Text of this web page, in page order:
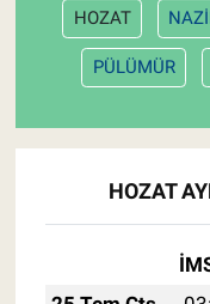
HOZAT
PÜLÜMÜR
HOZAT